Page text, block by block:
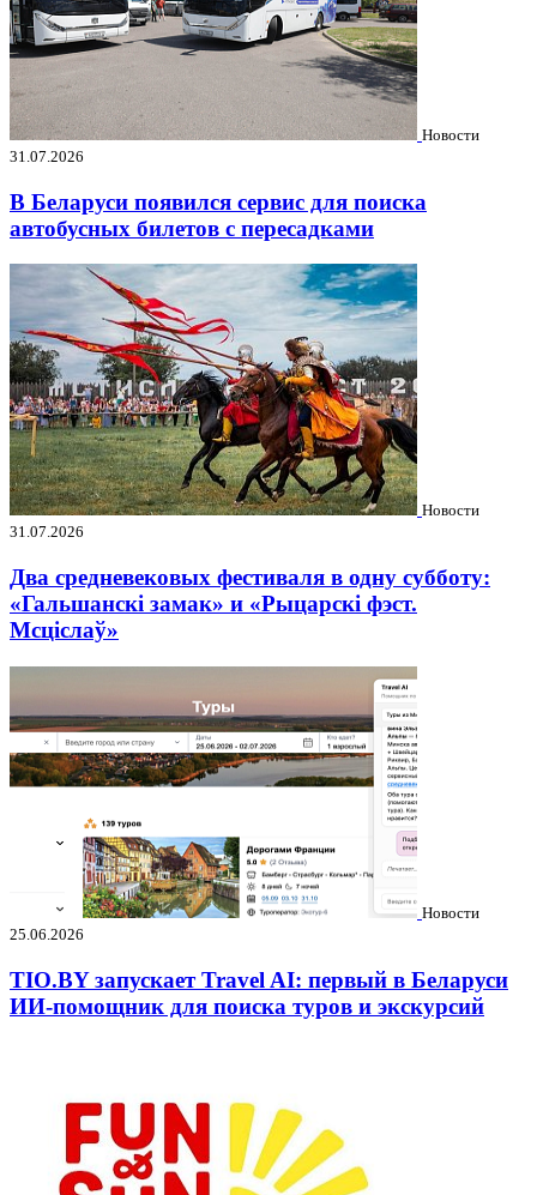
Новости
31.07.2026
В Беларуси появился сервис для поиска
автобусных билетов с пересадками
Новости
31.07.2026
Два средневековых фестиваля в одну субботу:
«Гальшанскі замак» и «Рыцарскі фэст.
Мсціслаў»
Новости
25.06.2026
TIO.BY запускает Travel AI: первый в Беларуси
ИИ-помощник для поиска туров и экскурсий